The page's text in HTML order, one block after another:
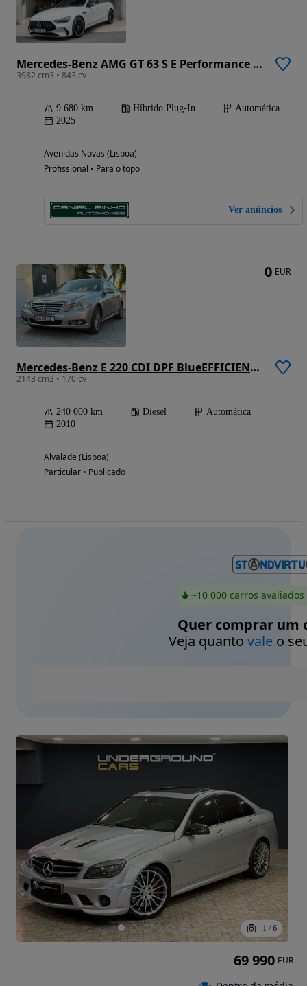
Mercedes-Benz AMG GT 63 S E Performance Speedshift MCT 9G
3982 cm3 • 843 cv
9 680 km Híbrido Plug-In
Automática
2025
Avenidas Novas (Lisboa)
Profissional • Para o topo
Ver anúncios
Mercedes-Benz E 220 CDI DPF BlueEFFICIENCY Auto Elegance
2143 cm3 • 170 cv
240 000 km Diesel
Automática
2010
Alvalade (Lisboa)
Particular • Publicado
0 EUR
~10 000 carros
Quer comprar um
Veja quanto valeo
1 / 6
69 990 EUR